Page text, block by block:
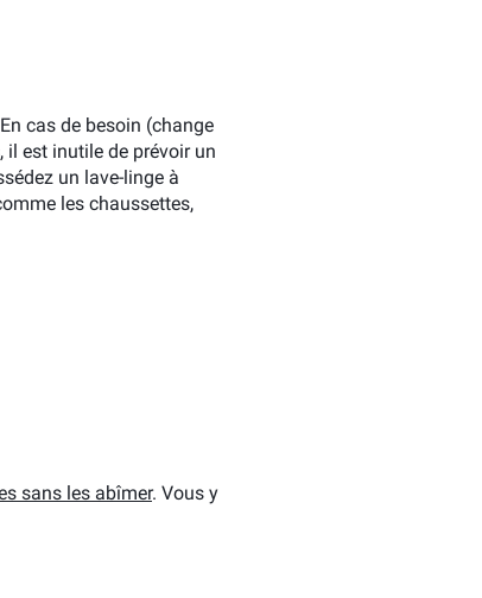
cas de besoin (change
il est inutile de prévoir un
un lave-linge à
les chaussettes,
sans les abîmer. Vous y